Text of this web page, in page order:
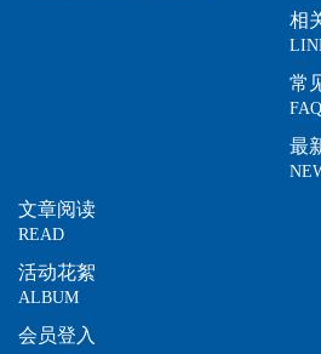
相
常
FAQ
最
文章阅读
READ
活动花絮
ALBUM
会员登入